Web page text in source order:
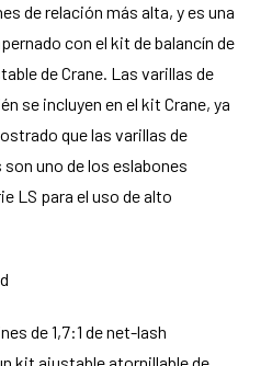
de relación más alta, y es una
con el kit de balancín de
de Crane. Las varillas de
se incluyen en el kit Crane, ya
que las varillas de
uno de los eslabones
LS para el uso de alto
de 1,7:1 de net-lash